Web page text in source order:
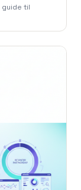
guide til